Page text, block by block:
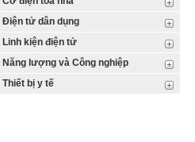
Điện tử dân dụng
Linh kiện điện tử
Năng lượng và Công nghiệp
Thiết bị y tế